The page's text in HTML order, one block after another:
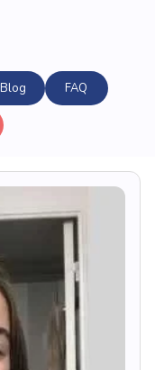
Blog FAQ